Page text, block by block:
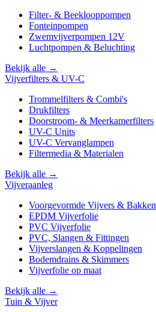
Filter- & Beeklooppompen
Fonteinpompen
Zwemvijverpompen 12V
Luchtpompen & Beluchting
Bekijk alle →
Vijverfilters & UV-C
Trommelfilters & Combi's
Drukfilters
Doorstroom- & Meerkamerfilters
UV-C Units
UV-C Vervanglampen
Filtermedia & Materialen
Bekijk alle →
Vijveraanleg
Voorgevormde Vijvers & Bakken
EPDM Vijverfolie
PVC Vijverfolie
PVC, Slangen & Fittingen
Vijverslangen & Koppelingen
Bodemdrains & Skimmers
Vijverfolie op maat
Bekijk alle →
Tuin & Vijver